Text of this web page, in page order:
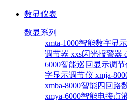
数显仪表
数显系列
xmta-1000智能数字显
调节器 xxs闪光报警器
6000智能巡回显示调节
字显示调节仪 xmja-
xmba-8000智能四回路
xmya-6000智能电接点